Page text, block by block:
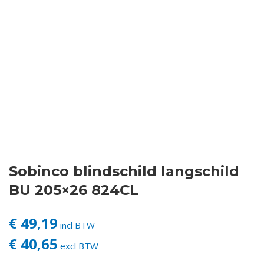
Login
Sobinco blindschild langschild
BU 205×26 824CL
€ 49,19 incl BTW
€ 40,65 excl BTW